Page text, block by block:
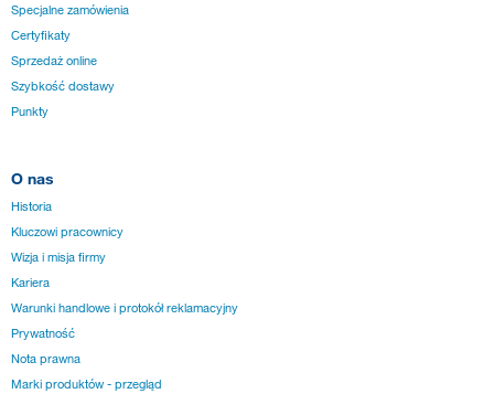
Specjalne zamówienia
Certyfikaty
Sprzedaż online
Szybkość dostawy
Punkty
O nas
Historia
Kluczowi pracownicy
Wizja i misja firmy
Kariera
Warunki handlowe i protokół reklamacyjny
Prywatność
Nota prawna
Marki produktów - przegląd